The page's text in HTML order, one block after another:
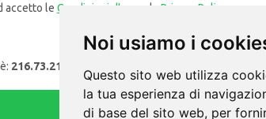
Noi usiamo i
Questo sito web utilizza
la tua esperienza di
di base del sito web, per
accetto le Condizioni d'uso e la Privacy Policy
216.73.217.39